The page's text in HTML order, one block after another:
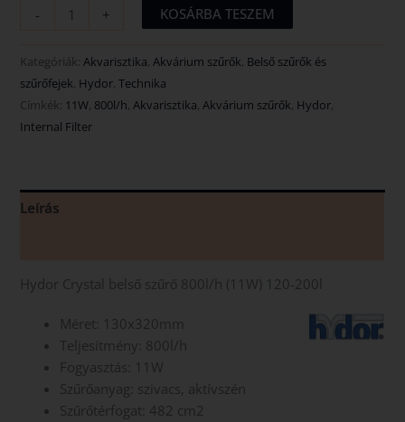
-
+ KOSÁRBA TESZEM
Kategóriák:Akvarisztika,Akvárium szűrők, Belső szűrők és
szűrőfejek, Hydor,Technika
Címkék: 11W, 800l/h,Akvarisztika,Akvárium szűrők, Hydor,
Internal Filter
Leírás
Hydor Crystal belső szűrő 800l/h (11W) 120-200l
Méret: 130x320mm
Teljesítmény: 800l/h
Fogyasztás: 11W
Szűrőanyag: szivacs, aktívszén
Szűrőtérfogat: 482 cm2